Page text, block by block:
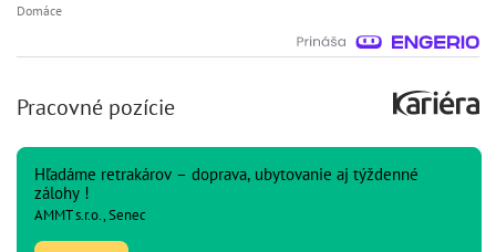
Domáce
Pracovné pozície
Hľadáme retrakárov – doprava, ubytovanie aj týždenné
zálohy !
AMMT s.r.o., Senec